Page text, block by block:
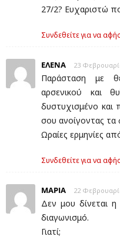
27/2? Ευχαριστώ
Συνδεθείτε για να
ΕΛΕΝΑ 23
Παράσταση με
αρσενικού και
δυστυχισμένο και
σου ανοίγοντας τα
Ωραίες ερμηνίες
Συνδεθείτε για να
ΜΑΡΙΑ 22
Δεν μου δίνεται
διαγωνισμό.
Γιατί;